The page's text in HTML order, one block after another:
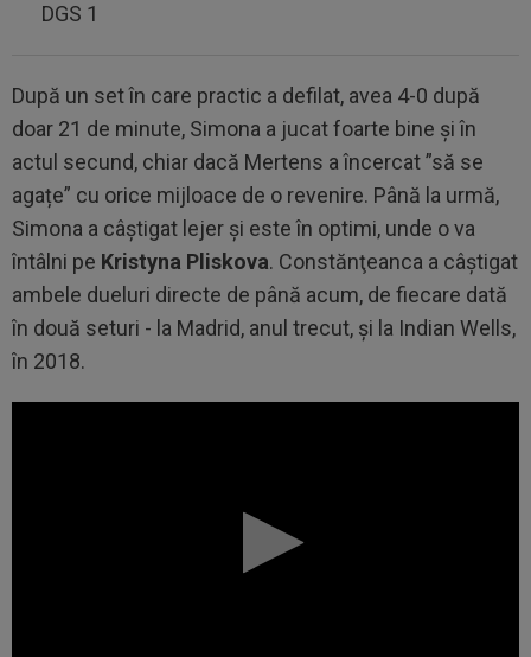
DGS 1
După un set în care practic a defilat, avea 4-0 după
doar 21 de minute, Simona a jucat foarte bine și în
actul secund, chiar dacă Mertens a încercat ”să se
agațe” cu orice mijloace de o revenire. Până la urmă,
Simona a câștigat lejer și este în optimi, unde o va
întâlni pe Kristyna Pliskova. Constănţeanca a câştigat
ambele dueluri directe de până acum, de fiecare dată
în două seturi - la Madrid, anul trecut, şi la Indian Wells,
în 2018.